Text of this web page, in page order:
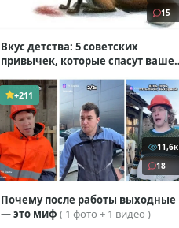
15
Вкус детства: 5 советских
привычек, которые спасут ваше
+211
11,6к
18
Почему после работы выходные
— это миф ( 1 фото + 1 видео )